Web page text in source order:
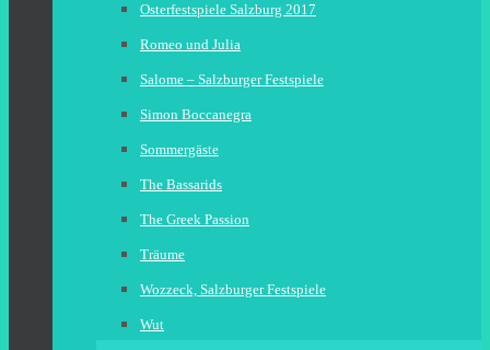
Osterfestspiele Salzburg 2017
Romeo und Julia
Salome – Salzburger Festspiele
Simon Boccanegra
Sommergäste
The Bassarids
The Greek Passion
Träume
Wozzeck, Salzburger Festspiele
Wut